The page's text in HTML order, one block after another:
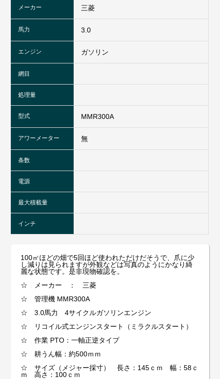
メーカー 三菱
馬力 3.0
エンジン ガソリン
網目
処理量
型式 MMR300A
アワーメーター 無
条数
電源
最大積載量
インチ
100㎡ほどの畑で5回ほど使われただけだそうで、爪に少
し減りは見られますが外観などは写真のようにかなり綺
麗な状態です。是非現物確認を。
☆ メーカー ： 三菱
☆ 管理機 MMR300A
☆ 3.0馬力 4サイクルガソリンエンジン
☆ リコイル式エンジンスタート（ミラクルスタート）
☆ 作業 PTO：一軸正逆タイプ
☆ 耕うん幅：約500ｍｍ
☆ サイズ（メジャー採寸） 長さ：145ｃｍ 幅：58ｃ
ｍ 高さ：100ｃｍ